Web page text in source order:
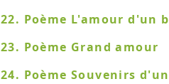
22. Poème L'amour d'un
23. Poème Grand amour
24. Poème Souvenirs